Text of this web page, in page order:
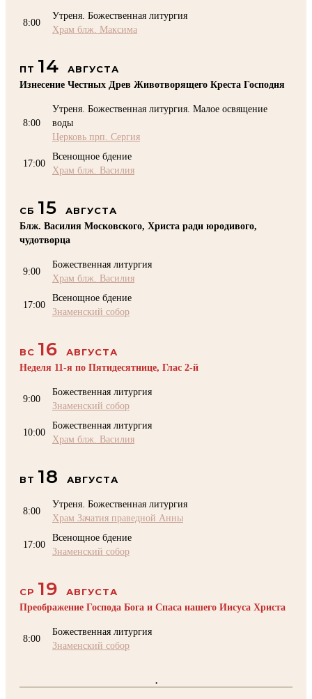
8:00
Утреня. Божественная литургия
Храм блж. Максима
ПТ 14
АВГУСТА
Изнесение Честных Древ Животворящего Креста Господня
8:00
Утреня. Божественная литургия. Малое освящение
воды
Церковь прп. Сергия
17:00
Всенощное бдение
Храм блж. Василия
СБ 15
АВГУСТА
Блж. Василия Московского, Христа ради юродивого,
чудотворца
9:00
Божественная литургия
Храм блж. Василия
17:00
Всенощное бдение
Знаменский собор
ВС 16
АВГУСТА
Неделя 11-я по Пятидесятнице, Глас 2-й
9:00
Божественная литургия
Знаменский собор
10:00
Божественная литургия
Храм блж. Василия
ВТ 18 АВГУСТА
8:00
Утреня. Божественная литургия
Храм Зачатия праведной Анны
17:00
Всенощное бдение
Знаменский собор
СР 19
АВГУСТА
Преображение Господа Бога и Спаса нашего Иисуса Христа
8:00
Божественная литургия
Знаменский собор
.